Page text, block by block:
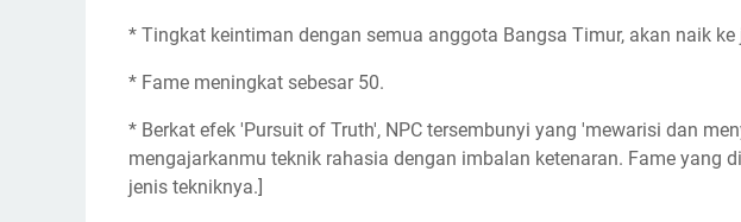
* Tingkat keintiman dengan semua anggota Bangsa Timur, akan naik
* Fame meningkat sebesar 50.
* Berkat efek 'Pursuit of Truth', NPC tersembunyi yang 'mewarisi dan
mengajarkanmu teknik rahasia dengan imbalan ketenaran. Fame yang
jenis tekniknya.]